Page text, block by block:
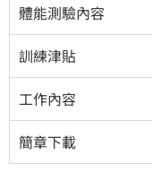
體能測驗內容
訓練津貼
工作內容
簡章下載